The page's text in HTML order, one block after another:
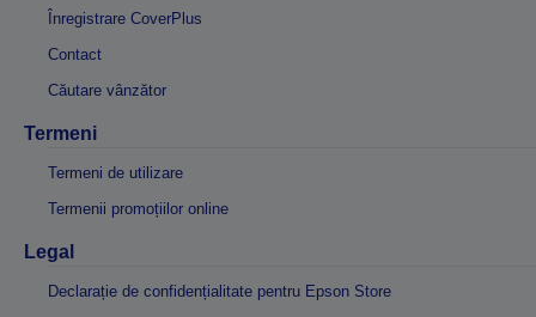
Înregistrare CoverPlus
Contact
Căutare vânzător
Termeni
Termeni de utilizare
Termenii promoțiilor online
Legal
Declarație de confidențialitate pentru Epson Store